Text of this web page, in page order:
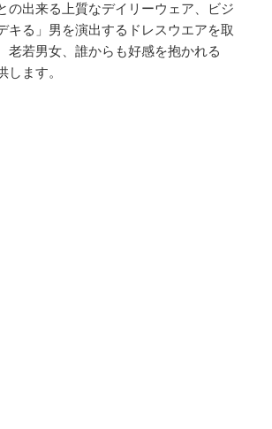
の出来る上質なデイリーウェア、ビジ
キる」男を演出するドレスウエアを取
老若男女、誰からも好感を抱かれる
します。